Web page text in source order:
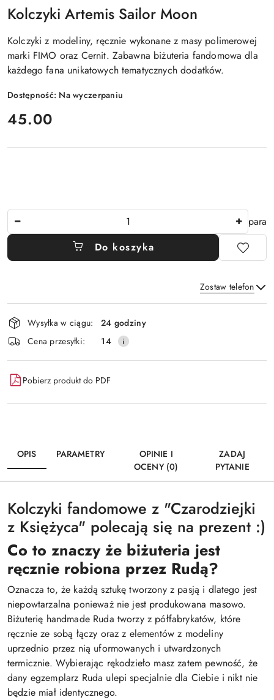
Kolczyki Artemis Sailor Moon
Kolczyki z modeliny, ręcznie wykonane z masy polimerowej
marki FIMO oraz Cernit. Zabawna biżuteria fandomowa dla
każdego fana unikatowych tematycznych dodatków.
Dostępność: Na wyczerpaniu
cena:
45.00
para
Do koszyka
Zostaw telefon
Wyślij
Dostępność
i
dostawa
Wysyłka w ciągu:
24 godziny
Cena przesyłki:
14
Pobierz produkt do PDF
OPIS PARAMETRY
OPINIE I
OCENY (0)
ZADAJ
PYTANIE
Kolczyki fandomowe z "Czarodziejki
z Księżyca" polecają się na prezent :)
Co to znaczy że biżuteria jest
ręcznie robiona przez Rudą?
Oznacza to, że każdą sztukę tworzony z pasją i dlatego jest
niepowtarzalna ponieważ nie jest produkowana masowo.
Biżuterię handmade Ruda tworzy z półfabrykatów, które
ręcznie ze sobą łączy oraz z elementów z modeliny
uprzednio przez nią uformowanych i utwardzonych
termicznie. Wybierając rękodzieło masz zatem pewność, że
dany egzemplarz Ruda ulepi specjalnie dla Ciebie i nikt nie
będzie miał identycznego.